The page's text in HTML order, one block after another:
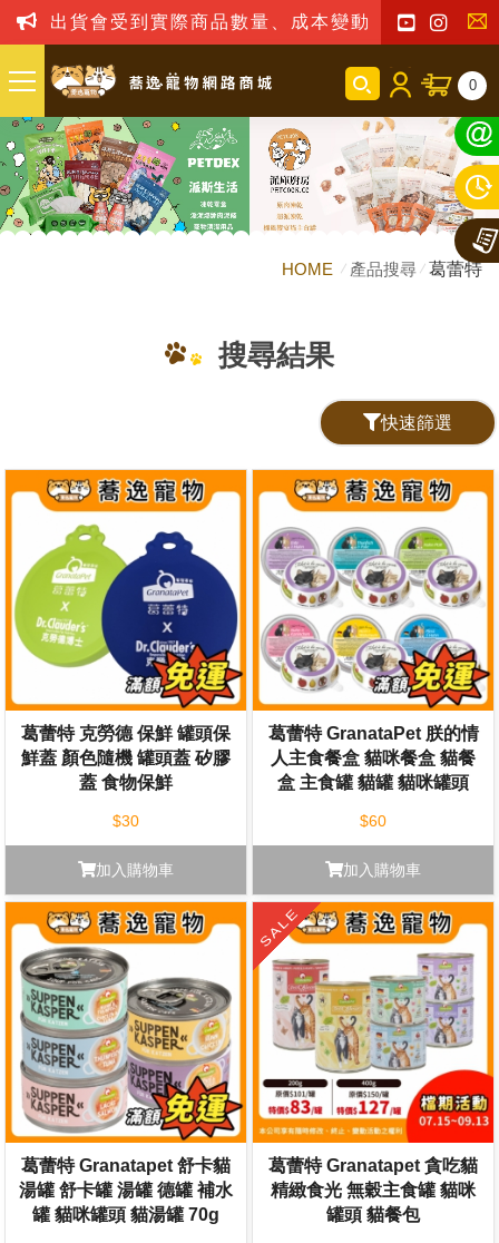
出貨會受到實際商品數量、成本變動之影響，我
聯
我
們
0
HOME 產品搜尋 葛蕾特
搜尋結果
快速篩選
葛蕾特 克勞德 保鮮 罐頭保
鮮蓋 顏色隨機 罐頭蓋 矽膠
蓋 食物保鮮
$30
加入購物車
葛蕾特 GranataPet 朕的情
人主食餐盒 貓咪餐盒 貓餐
盒 主食罐 貓罐 貓咪罐頭
$60
加入購物車
葛蕾特 Granatapet 舒卡貓
湯罐 舒卡罐 湯罐 德罐 補水
罐 貓咪罐頭 貓湯罐 70g
葛蕾特 Granatapet 貪吃貓
精緻食光 無穀主食罐 貓咪
罐頭 貓餐包